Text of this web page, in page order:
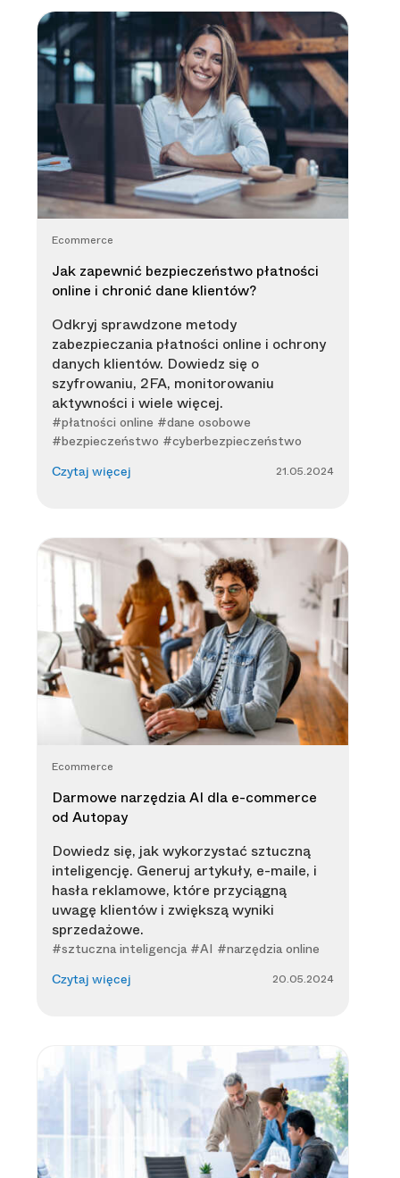
Ecommerce
Jak zapewnić bezpieczeństwo płatności
online i chronić dane klientów?
Odkryj sprawdzone metody
zabezpieczania płatności online i ochrony
danych klientów. Dowiedz się o
szyfrowaniu, 2FA, monitorowaniu
aktywności i wiele więcej.
#płatności online #dane osobowe
#bezpieczeństwo #cyberbezpieczeństwo
Czytaj więcej 21.05.2024
Ecommerce
Darmowe narzędzia AI dla e-commerce
od Autopay
Dowiedz się, jak wykorzystać sztuczną
inteligencję. Generuj artykuły, e-maile, i
hasła reklamowe, które przyciągną
uwagę klientów i zwiększą wyniki
sprzedażowe.
#sztuczna inteligencja #AI #narzędzia online
Czytaj więcej 20.05.2024